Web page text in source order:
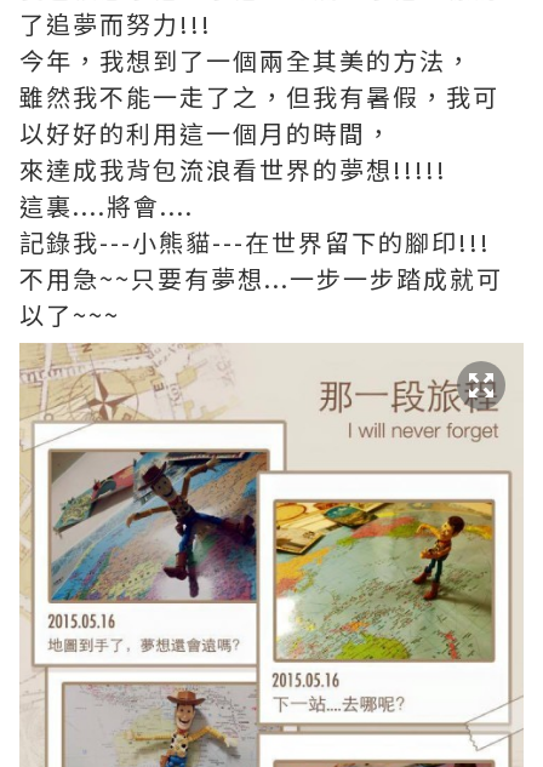
了追夢而努力!!!
今年，我想到了一個兩全其美的方法，
雖然我不能一走了之，但我有暑假，我可
以好好的利用這一個月的時間，
來達成我背包流浪看世界的夢想!!!!!
這裏....將會....
記錄我---小熊貓---在世界留下的腳印!!!
不用急~~只要有夢想...一步一步踏成就可
以了~~~